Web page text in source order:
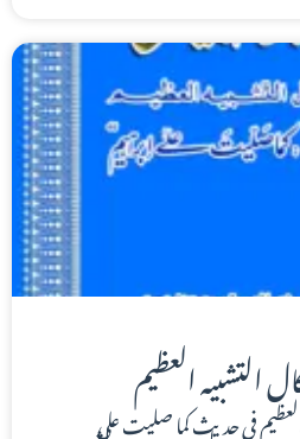
التشبیہ العظیم
العظيم في حديث كما صليت على